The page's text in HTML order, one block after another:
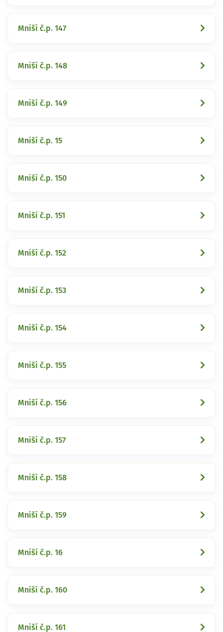
Mniší č.p. 147
Mniší č.p. 148
Mniší č.p. 149
Mniší č.p. 15
Mniší č.p. 150
Mniší č.p. 151
Mniší č.p. 152
Mniší č.p. 153
Mniší č.p. 154
Mniší č.p. 155
Mniší č.p. 156
Mniší č.p. 157
Mniší č.p. 158
Mniší č.p. 159
Mniší č.p. 16
Mniší č.p. 160
Mniší č.p. 161